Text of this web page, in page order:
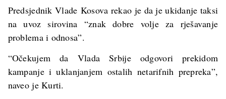
Predsjednik Vlade Kosova rekao je da je ukidanje taksi
na uvoz sirovina “znak dobre volje za rješavanje
problema i odnosa”.
“Očekujem da Vlada Srbije odgovori prekidom
kampanje i uklanjanjem ostalih netarifnih prepreka”,
naveo je Kurti.